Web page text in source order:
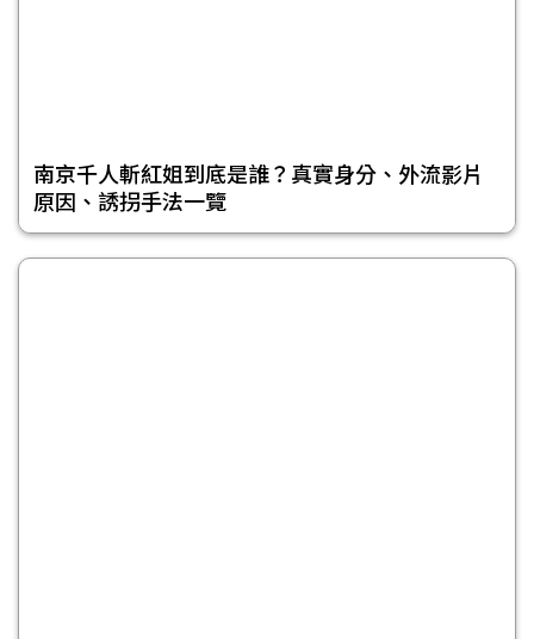
南京千人斬紅姐到底是誰？真實身分、外流影片
原因、誘拐手法一覽